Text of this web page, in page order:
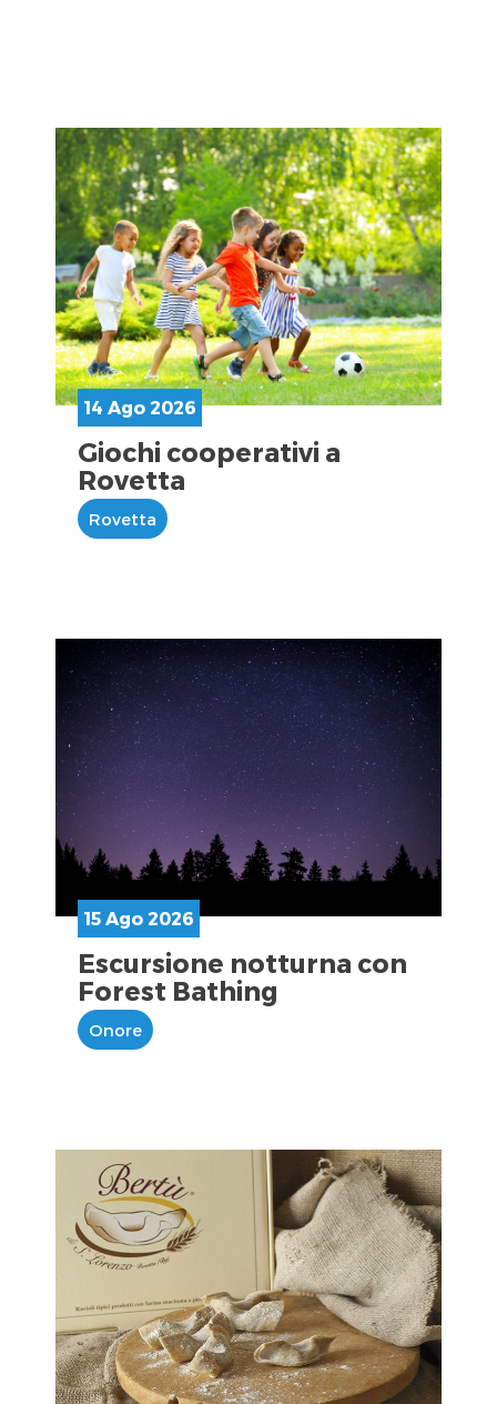
14 Ago 2026
Giochi cooperativi a
Rovetta
Rovetta
15 Ago 2026
Escursione notturna con
Forest Bathing
Onore